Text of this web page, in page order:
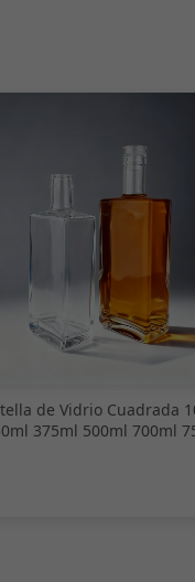
de Vidrio Cuadrada
375ml 500ml 700ml